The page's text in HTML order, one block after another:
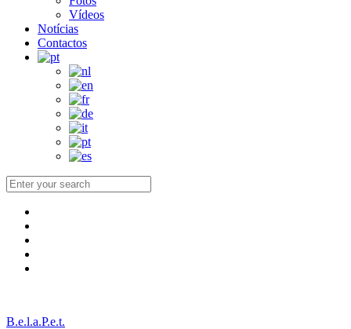
Vídeos
Notícias
Contactos
B.e.l.a.P.e.t.